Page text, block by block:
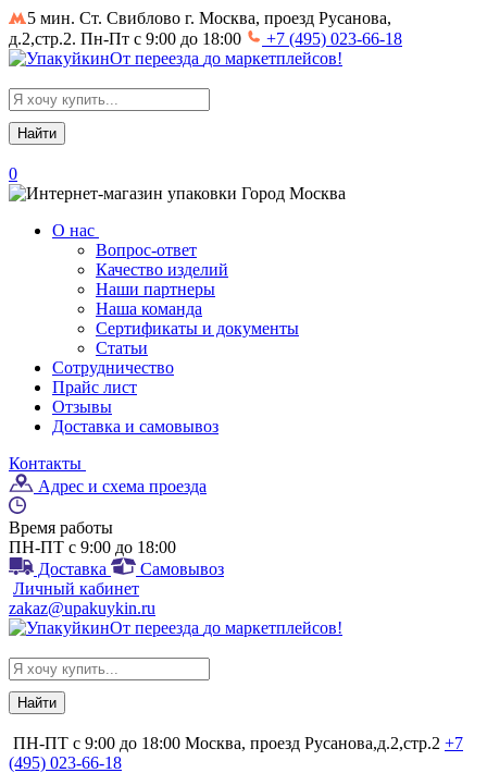
5 мин. Ст. Свиблово г. Москва, проезд Русанова,
д.2,стр.2. Пн-Пт с 9:00 до 18:00
+7 (495) 023-66-18
От переезда до маркетплейсов!
Search
for:
0
Город Москва
О нас
Вопрос-ответ
Качество изделий
Наши партнеры
Наша команда
Сертификаты и документы
Статьи
Сотрудничество
Прайс лист
Отзывы
Доставка и самовывоз
Контакты
Адрес и схема проезда
Время работы
ПН-ПТ с 9:00 до 18:00
Доставка
Самовывоз
Личный кабинет
zakaz@upakuykin.ru
От переезда до маркетплейсов!
Search
for:
ПН-ПТ с 9:00 до 18:00 Москва, проезд Русанова,д.2,стр.2 +7
(495) 023-66-18